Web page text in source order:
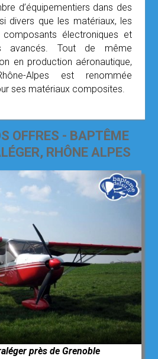
d’équipementiers dans des
divers que les matériaux, les
composants électroniques et
avancés. Tout de même
en production aéronautique,
Alpes est renommée
ses matériaux composites.
OFFRES - BAPTÊME
RHÔNE ALPES
près de Grenoble